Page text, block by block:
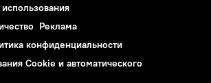
Реклама
конфиденциальности
Cookie и автоматического